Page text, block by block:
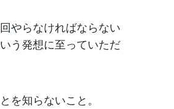
やらなければならない
う発想に至っていただ
を知らないこと。